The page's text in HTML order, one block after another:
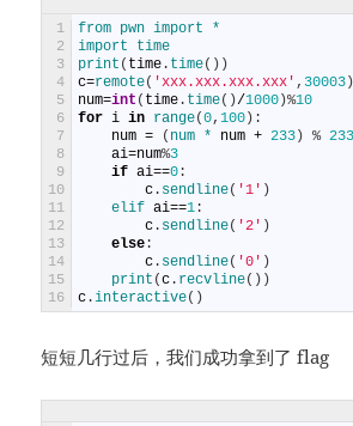
1
2
3
4
5
6
7
8
9
10
11
12
13
14
15
16
from pwn import *
import time
print ( time . time( ) )
c=remote( 'xxx.xxx.xxx.xxx' , 30003 )
num=int ( time . time( )/1000 )%10
for i in range(0,100 ) :
num = ( num * num + 233 ) %
ai=num%3
if ai==0 :
c . sendline( '1' )
elif ai==1 :
c . sendline( '2' )
else :
c . sendline( '0' )
print (c . recvline( ) )
c .interactive( )
短短几行过后，我们成功拿到了 flag